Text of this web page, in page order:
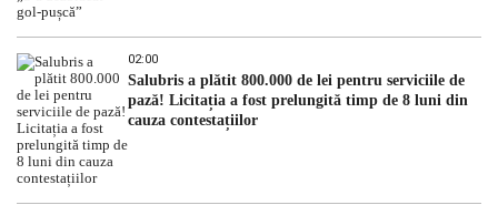
02:00
Salubris a plătit 800.000 de lei pentru serviciile de
pază! Licitația a fost prelungită timp de 8 luni din
cauza contestațiilor